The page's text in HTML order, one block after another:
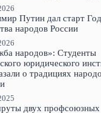
Путин дал старт
народов России
народов»: Студенты
юридического
о традициях
двух профсоюзных